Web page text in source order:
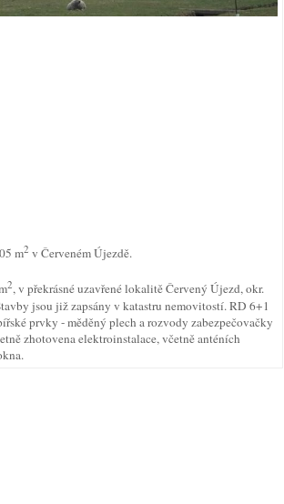
m2 v Červeném Újezdě.
2, v překrásné uzavřené lokalitě Červený Újezd, okr.
jsou již zapsány v katastru nemovitostí. RD 6+1
prvky - měděný plech a rozvody zabezpečovačky
zhotovena elektroinstalace, včetně anténích